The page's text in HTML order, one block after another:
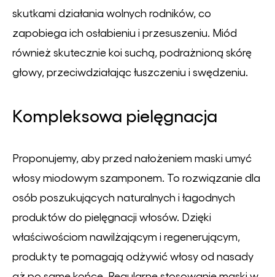
skutkami działania wolnych rodników, co
zapobiega ich osłabieniu i przesuszeniu. Miód
również skutecznie koi suchą, podrażnioną skórę
głowy, przeciwdziałając łuszczeniu i swędzeniu.
Kompleksowa pielęgnacja
Proponujemy, aby przed nałożeniem maski umyć
włosy miodowym szamponem. To rozwiązanie dla
osób poszukujących naturalnych i łagodnych
produktów do pielęgnacji włosów. Dzięki
właściwościom nawilżającym i regenerującym,
produkty te pomagają odżywić włosy od nasady